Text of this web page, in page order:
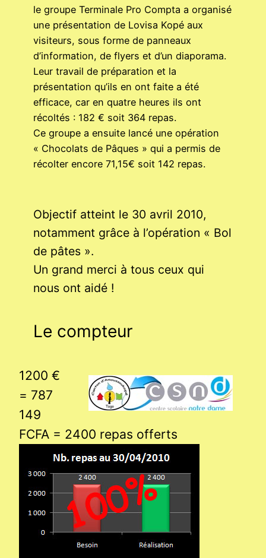
le groupe Terminale Pro Compta a organisé
une présentation de Lovisa Kopé aux
visiteurs, sous forme de panneaux
d’information, de flyers et d’un diaporama.
Leur travail de préparation et la
présentation qu’ils en ont faite a été
efficace, car en quatre heures ils ont
récoltés : 182 € soit 364 repas.
Ce groupe a ensuite lancé une opération
« Chocolats de Pâques » qui a permis de
récolter encore 71,15€ soit 142 repas.
Objectif atteint le 30 avril 2010,
notamment grâce à l’opération « Bol
de pâtes ».
Un grand merci à tous ceux qui
nous ont aidé !
Le compteur
1200 €
= 787
149
FCFA = 2400 repas offerts